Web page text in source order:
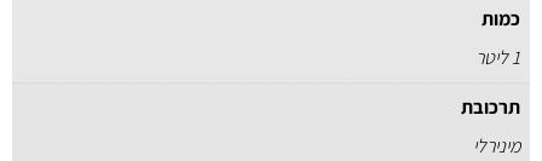
כמות
1 ליטר
תרכובת
מינירלי